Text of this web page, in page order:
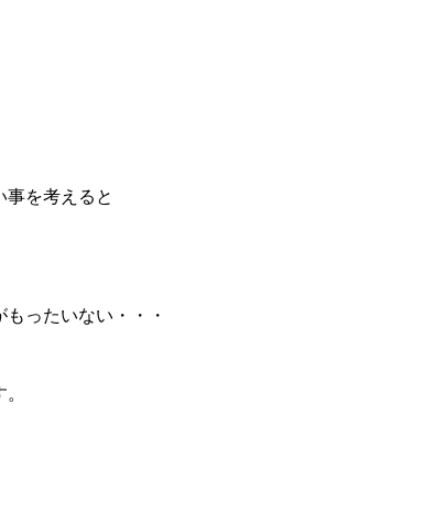
を考えると
ったいない・・・